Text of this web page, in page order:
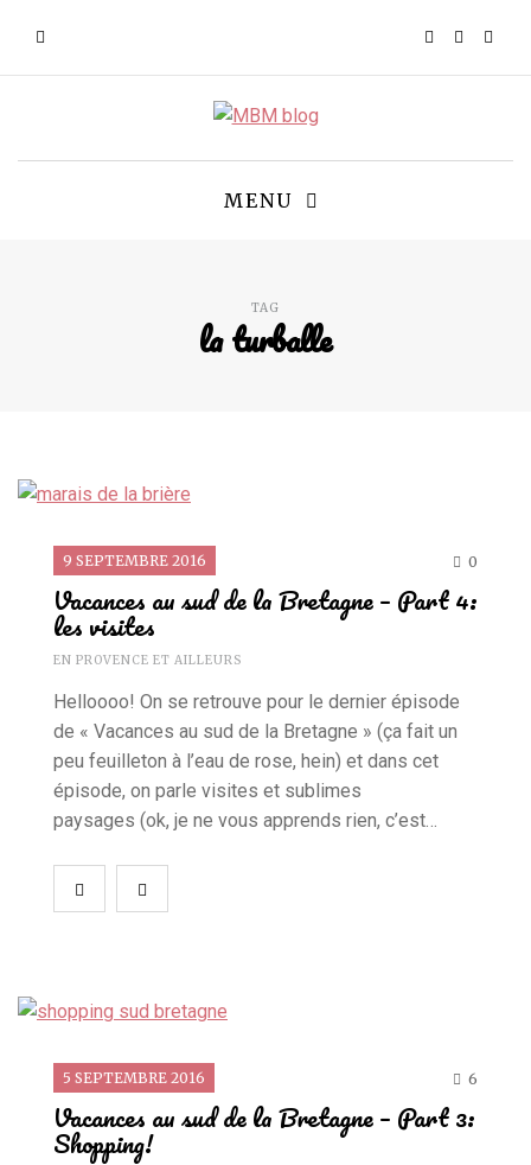
MENU
TAG
la turballe
9 SEPTEMBRE 2016 0
Vacances au sud de la Bretagne – Part 4:
les visites
EN PROVENCE ET AILLEURS
Helloooo! On se retrouve pour le dernier épisode
de « Vacances au sud de la Bretagne » (ça fait un
peu feuilleton à l’eau de rose, hein) et dans cet
épisode, on parle visites et sublimes
paysages (ok, je ne vous apprends rien, c’est…
5 SEPTEMBRE 2016 6
Vacances au sud de la Bretagne – Part 3:
Shopping!